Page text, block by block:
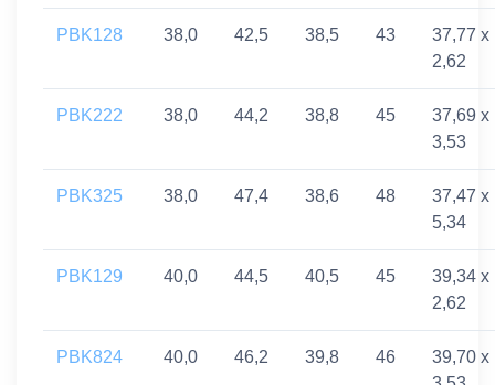
PBK128 38,0 42,5 38,5 43
37,77 x
2,62
PBK222 38,0 44,2 38,8 45
37,69 x
3,53
PBK325 38,0 47,4 38,6 48
37,47 x
5,34
PBK129 40,0 44,5 40,5 45
39,34 x
2,62
PBK824 40,0 46,2 39,8 46
39,70 x